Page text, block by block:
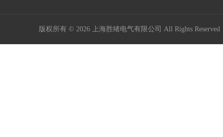
版权所有 © 2026 上海胜绪电气有限公司 All Rights